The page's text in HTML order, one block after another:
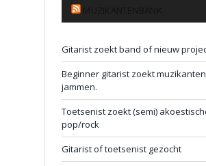
Gitarist zoekt band of nieuw
Beginner gitarist zoekt
jammen.
Toetsenist zoekt (semi)
pop/rock
Gitarist of toetsenist gezocht